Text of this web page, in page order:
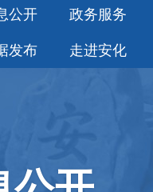
公开 政务服务
发布 走进安化